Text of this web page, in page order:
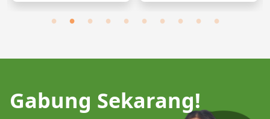
Gabung Sekarang!